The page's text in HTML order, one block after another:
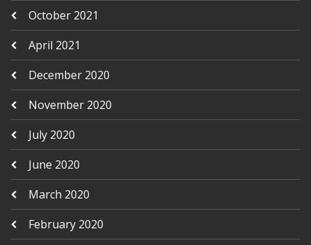
October 2021
April 2021
December 2020
November 2020
July 2020
June 2020
March 2020
February 2020